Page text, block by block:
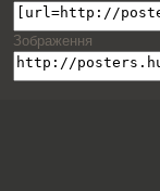
Зображення